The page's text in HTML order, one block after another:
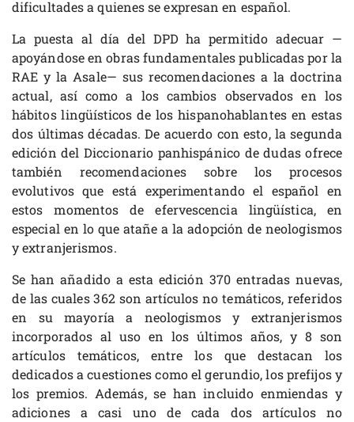
dificultades a quienes se expresan en español.
La puesta al día del DPD ha permitido adecuar —
apoyándose en obras fundamentales publicadas por la
RAE y la Asale— sus recomendaciones a la doctrina
actual, así como a los cambios observados en los
hábitos lingüísticos de los hispanohablantes en estas
dos últimas décadas. De acuerdo con esto, la segunda
edición del Diccionario panhispánico de dudas ofrece
también recomendaciones sobre los procesos
evolutivos que está experimentando el español en
estos momentos de efervescencia lingüística, en
especial en lo que atañe a la adopción de neologismos
y extranjerismos.
Se han añadido a esta edición 370 entradas nuevas,
de las cuales 362 son artículos no temáticos, referidos
en su mayoría a neologismos y extranjerismos
incorporados al uso en los últimos años, y 8 son
artículos temáticos, entre los que destacan los
dedicados a cuestiones como el gerundio, los prefijos y
los premios. Además, se han incluido enmiendas y
adiciones a casi uno de cada dos artículos no